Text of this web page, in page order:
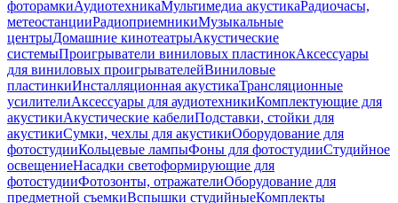
фоторамкиАудиотехникаМультимедиа акустикаРадиочасы,
метеостанцииРадиоприемникиМузыкальные
центрыДомашние кинотеатрыАкустические
системыПроигрыватели виниловых пластинокАксессуары
для виниловых проигрывателейВиниловые
пластинкиИнсталляционная акустикаТрансляционные
усилителиАксессуары для аудиотехникиКомплектующие для
акустикиАкустические кабелиПодставки, стойки для
акустикиСумки, чехлы для акустикиОборудование для
фотостудииКольцевые лампыФоны для фотостудииСтудийное
освещениеНасадки светоформирующие для
фотостудииФотозонты, отражателиОборудование для
предметной съемкиВспышки студийныеКомплекты